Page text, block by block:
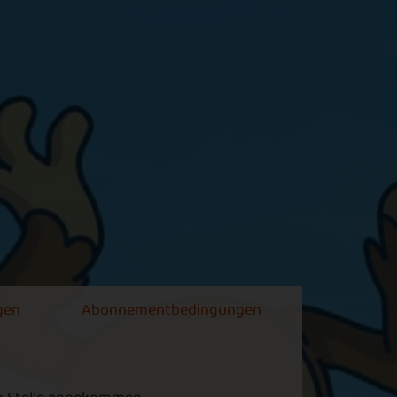
JennyToIsso
erstellen
das spiel lässt sich ganz einfach erstellen
klickt auf spielen und danach klickt
man auf regeln wählen und da kann man
leute einladen und auch roboter hoffe das
euch weiter
ludo macht voll Spaß und entspannt
Abonnementbedingungen